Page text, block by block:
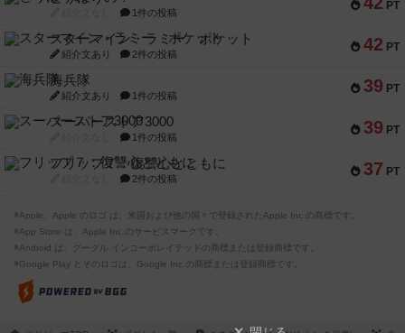
PT
1件の投稿
42 PT
スターマイン・ラミー ポケット
紹介文あり 2件の投稿
39 PT
海兵隊
紹介文あり 1件の投稿
39 PT
スーパーストア3000
1件の投稿
37 PT
フリップ７：復讐心とともに
2件の投稿
※Apple、Apple のロゴ は、米国および他の国々で登録されたApple Inc.の商標です。
※App Store は、Apple Inc.のサービスマークです。
※Android は、グーグル インコーポレイテッドの商標または登録商標です。
※Google Play とそのロゴは、Google Inc.の商標または登録商標です。